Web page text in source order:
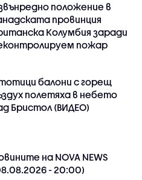
положение в
провинция
Колумбия заради
пожар
балони с горещ
полетяха в небето
Бристол (ВИДЕО)
на NOVA NEWS
- 20:00)